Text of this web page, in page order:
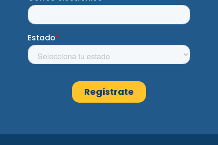
14. Advance America #541
16.1mi
2964 SW 8th Street
Miami, FL 33135
(305) 649-8190
Obtén direciones